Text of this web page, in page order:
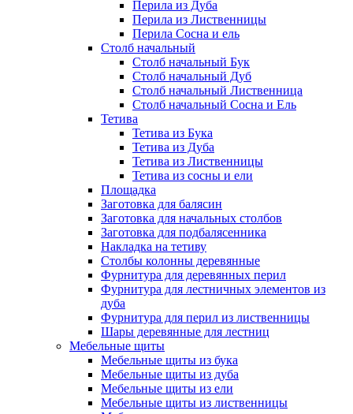
Перила из Дуба
Перила из Лиственницы
Перила Сосна и ель
Столб начальный
Столб начальный Бук
Столб начальный Дуб
Столб начальный Лиственница
Столб начальный Сосна и Ель
Тетива
Тетива из Бука
Тетива из Дуба
Тетива из Лиственницы
Тетива из сосны и ели
Площадка
Заготовка для балясин
Заготовка для начальных столбов
Заготовка для подбалясенника
Накладка на тетиву
Столбы колонны деревянные
Фурнитура для деревянных перил
Фурнитура для лестничных элементов из
дуба
Фурнитура для перил из лиственницы
Шары деревянные для лестниц
Мебельные щиты
Мебельные щиты из бука
Мебельные щиты из дуба
Мебельные щиты из ели
Мебельные щиты из лиственницы